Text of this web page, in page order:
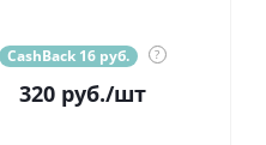
CashBack 16 руб. ?
320руб./шт